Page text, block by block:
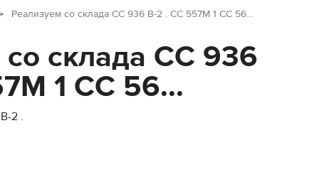
Реализуем со склада СС 936 В-2 . СС 557М 1 СС 56...
склада СС 936
1 СС 56...
2 .